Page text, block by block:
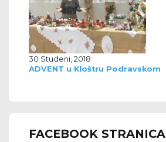
30 Studeni, 2018
ADVENT u Kloštru Podravskom
FACEBOOK STRANICA